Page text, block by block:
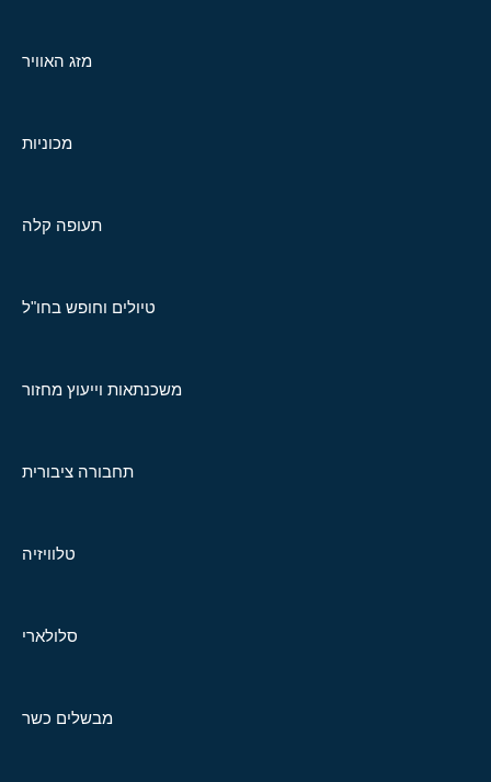
מזג האוויר
מכוניות
תעופה קלה
טיולים וחופש בחו"ל
משכנתאות וייעוץ מחזור
תחבורה ציבורית
טלוויזיה
סלולארי
מבשלים כשר